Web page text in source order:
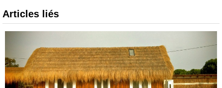
Articles liés